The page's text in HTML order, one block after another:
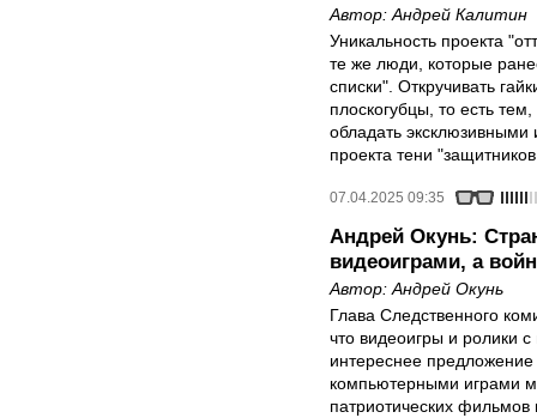
Автор: Андрей Калитин
Уникальность проекта
те же люди, которые
списки". Откручивать
плоскогубцы, то есть
обладать эксклюзивными
проекта тени
07.04.2025 09:35
Андрей Окунь:
видеоиграми, а
Автор: Андрей Окунь
Глава Следственного
что видеоигры и ролики
интереснее
компьютерными играми
патриотических